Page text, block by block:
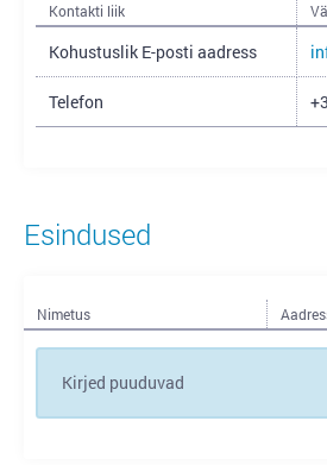
Kontakti liik
Kohustuslik E-posti aadress
Telefon
Esindused
Nimetus
Kirjed puuduvad